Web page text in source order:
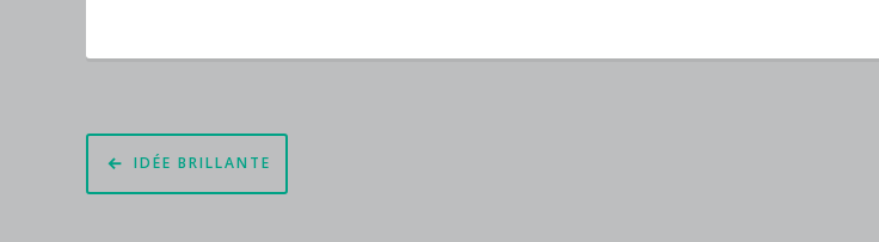
Navigation
de
IDÉE BRILLANTE